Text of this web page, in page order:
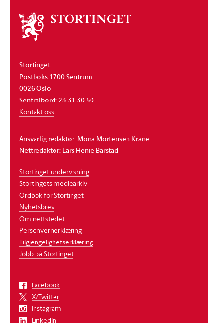
Om
stortinget
Stortinget
Postboks 1700 Sentrum
0026 Oslo
Sentralbord: 23 31 30 50
Kontakt oss
Ansvarlig redaktør: Mona Mortensen Krane
Nettredaktør: Lars Henie Barstad
Stortinget undervisning
Stortingets mediearkiv
Ordbok for Stortinget
Nyhetsbrev
Om nettstedet
Personvernerklæring
Tilgjengelighetserklæring
Jobb på Stortinget
Facebook
X/Twitter
Instagram
LinkedIn